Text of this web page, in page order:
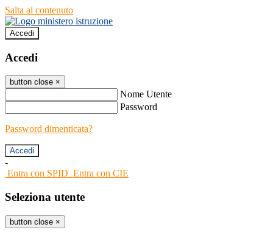
Salta al contenuto
Accedi
Accedi
button close ×
Nome Utente
Password
Password dimenticata?
-
Entra con SPID Entra con CIE
Seleziona utente
button close ×